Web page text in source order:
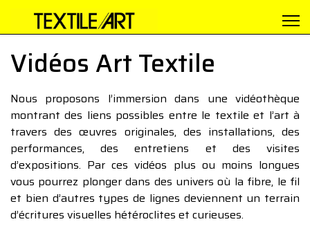
Vidéos Art Textile
Nous proposons l’immersion dans une vidéothèque
montrant des liens possibles entre le textile et l’art à
travers des œuvres originales, des installations, des
performances, des entretiens et des visites
d’expositions. Par ces vidéos plus ou moins longues
vous pourrez plonger dans des univers où la fibre, le fil
et bien d’autres types de lignes deviennent un terrain
d’écritures visuelles hétéroclites et curieuses.